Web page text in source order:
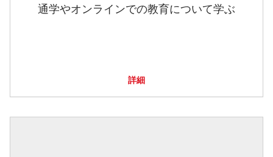
通学やオンラインでの教育について学ぶ
詳細